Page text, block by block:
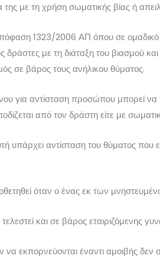
της με τη χρήση σωματικής βίας ή
1323/2006 ΑΠ όπου σε
δράστες με τη διάταξη του βιασμού
σε βάρος τους ανήλικου θύματος.
για αντίσταση προσώπου μπορεί
από τον δράστη είτε με
υπάρχει αντίσταση του θύματος
όταν ο ένας εκ των
και σε βάρος εταιριζόμενης
εκπορνεύονται έναντι αμοιβής δεν